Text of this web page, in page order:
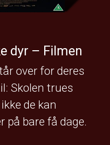
dyr – Filmen
over for deres
Skolen trues
de kan
på bare få dage.